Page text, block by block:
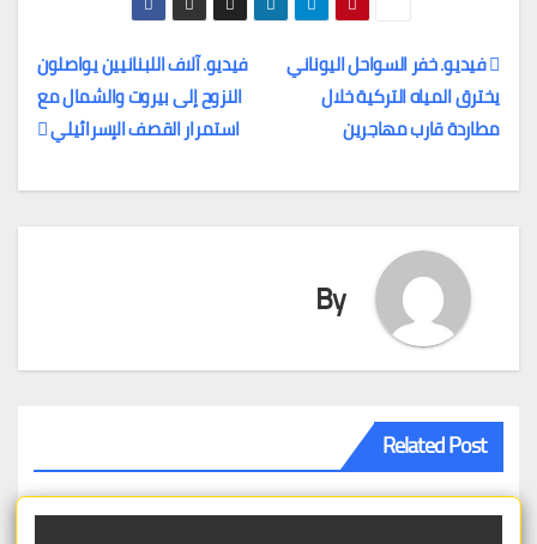
تصفّح
المقالات
فيديو. آلاف اللبنانيين يواصلون
النزوح إلى بيروت والشمال مع
استمرار القصف الإسرائيلي
فيديو. خفر السواحل اليوناني
يخترق المياه التركية خلال
مطاردة قارب مهاجرين
By
Related Post